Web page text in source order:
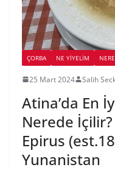
ÇORBA NE YİYELİM
25 Mart 2024 Salih
Atina’da En
Nerede
Epirus
Yunanistan